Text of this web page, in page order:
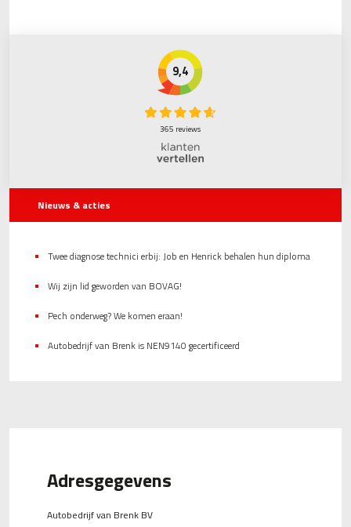
9,4
365 reviews
Nieuws & acties
Twee diagnose technici erbij: Job en Henrick behalen hun diploma
Wij zijn lid geworden van BOVAG!
Pech onderweg? We komen eraan!
Autobedrijf van Brenk is NEN9140 gecertificeerd
Adresgegevens
Autobedrijf van Brenk BV